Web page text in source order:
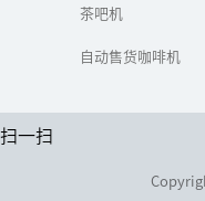
茶吧机
自动售货咖啡机
扫一扫